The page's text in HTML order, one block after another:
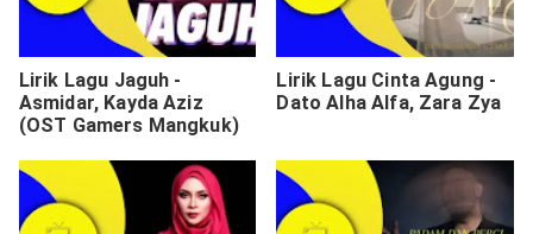
Lirik Lagu Jaguh -
Asmidar, Kayda Aziz
(OST Gamers Mangkuk)
Lirik Lagu Cinta Agung -
Dato Alha Alfa, Zara Zya